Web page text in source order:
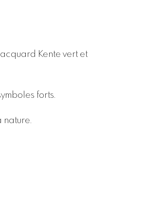
Kente vert et
forts.
nature.